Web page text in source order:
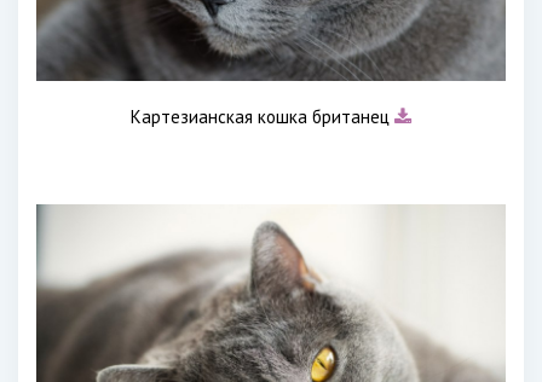
Картезианская кошка британец